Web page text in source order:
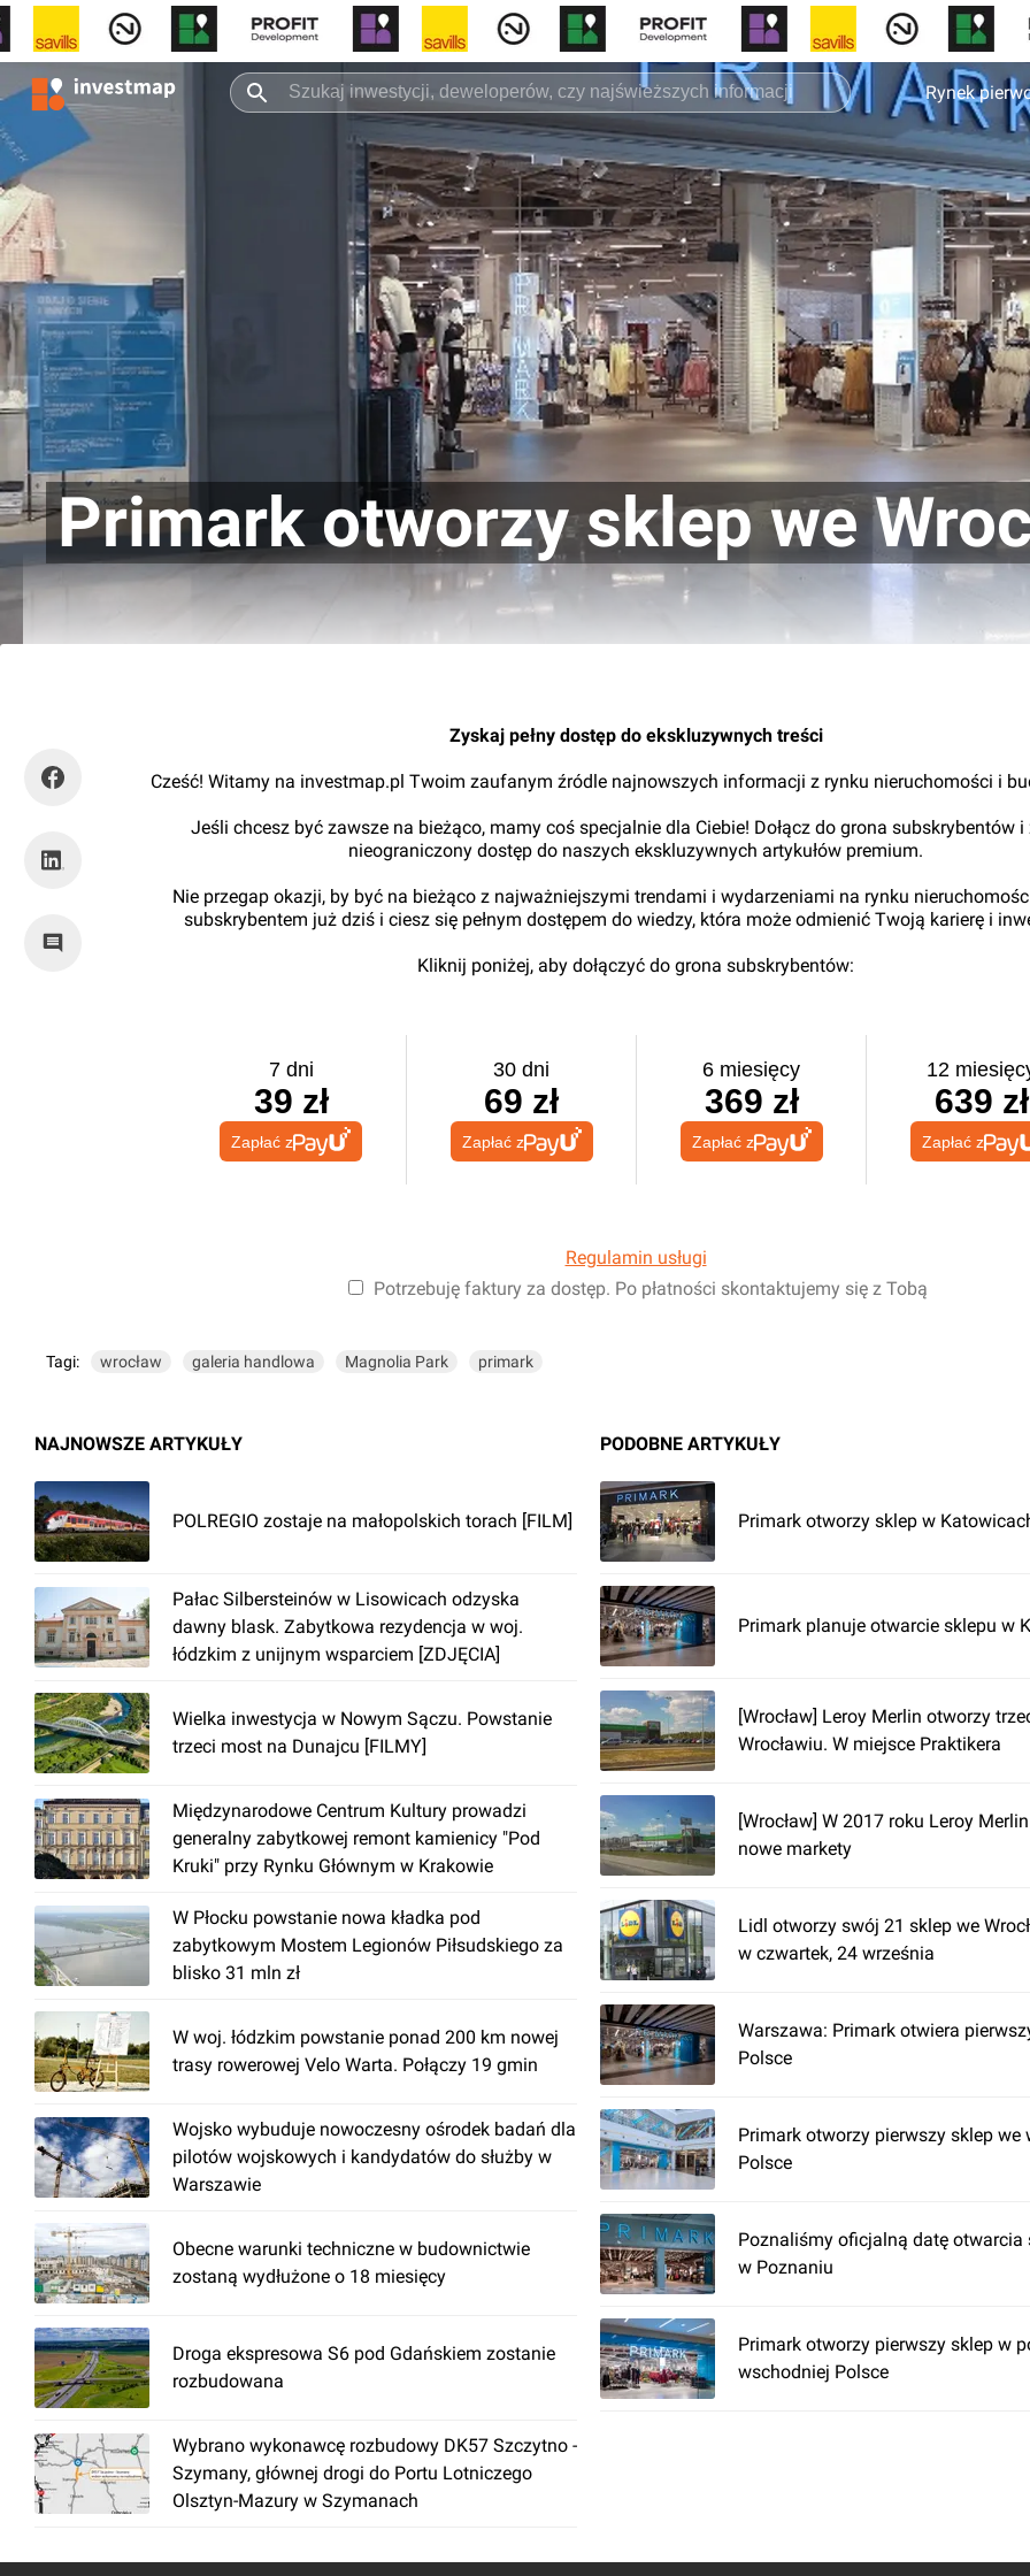
Rynek
Primark otworzy sklep we
Zyskaj pełny dostęp do ekskluzywnych treści
Cześć! Witamy na investmap.pl Twoim zaufanym źródle najnowszych informacji z rynku nieruchomości i
Jeśli chcesz być zawsze na bieżąco, mamy coś specjalnie dla Ciebie! Dołącz do grona subskrybentów i
nieograniczony dostęp do naszych ekskluzywnych artykułów premium.
Nie przegap okazji, by być na bieżąco z najważniejszymi trendami i wydarzeniami na rynku
subskrybentem już dziś i ciesz się pełnym dostępem do wiedzy, która może odmienić Twoją karierę i
Kliknij poniżej, aby dołączyć do grona subskrybentów:
7 dni
39 zł
Zapłać z
30 dni
69 zł
Zapłać z
6 miesięcy
369 zł
Zapłać z
12
639 zł
Zapłać z
Regulamin usługi
Potrzebuję faktury za dostęp. Po płatności skontaktujemy się z Tobą
Tagi: wrocław galeria handlowa Magnolia Park primark
NAJNOWSZE ARTYKUŁY
POLREGIO zostaje na małopolskich torach [FILM]
Pałac Silbersteinów w Lisowicach odzyska
dawny blask. Zabytkowa rezydencja w woj.
łódzkim z unijnym wsparciem [ZDJĘCIA]
Wielka inwestycja w Nowym Sączu. Powstanie
trzeci most na Dunajcu [FILMY]
Międzynarodowe Centrum Kultury prowadzi
generalny zabytkowej remont kamienicy "Pod
Kruki" przy Rynku Głównym w Krakowie
W Płocku powstanie nowa kładka pod
zabytkowym Mostem Legionów Piłsudskiego za
blisko 31 mln zł
W woj. łódzkim powstanie ponad 200 km nowej
trasy rowerowej Velo Warta. Połączy 19 gmin
Wojsko wybuduje nowoczesny ośrodek badań dla
pilotów wojskowych i kandydatów do służby w
Warszawie
Obecne warunki techniczne w budownictwie
zostaną wydłużone o 18 miesięcy
Droga ekspresowa S6 pod Gdańskiem zostanie
rozbudowana
Wybrano wykonawcę rozbudowy DK57 Szczytno -
Szymany, głównej drogi do Portu Lotniczego
Olsztyn-Mazury w Szymanach
PODOBNE ARTYKUŁY
Primark otworzy sklep w
Primark planuje otwarcie sklepu w
[Wrocław] Leroy Merlin otworzy
Wrocławiu. W miejsce Praktikera
[Wrocław] W 2017 roku Leroy
nowe markety
Lidl otworzy swój 21 sklep we
w czwartek, 24 września
Warszawa: Primark otwiera
Polsce
Primark otworzy pierwszy sklep we
Polsce
Poznaliśmy oficjalną datę otwarcia
w Poznaniu
Primark otworzy pierwszy sklep w
wschodniej Polsce